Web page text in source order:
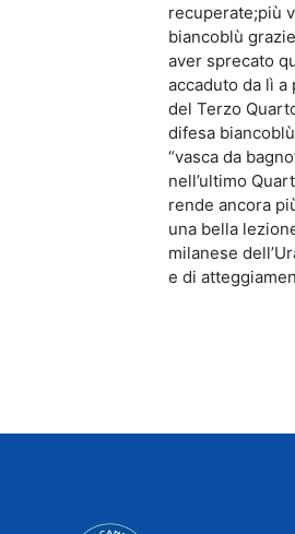
recuperate;più
biancoblù
aver sprecato
accaduto da lì
del Terzo
difesa
“vasca da
nell’ultimo
rende ancora
una bella
milanese
e di